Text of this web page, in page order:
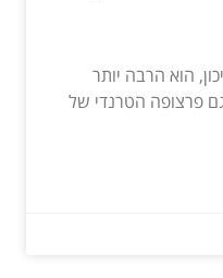
הוא הרבה יותר
פרצופה הטרנדי של